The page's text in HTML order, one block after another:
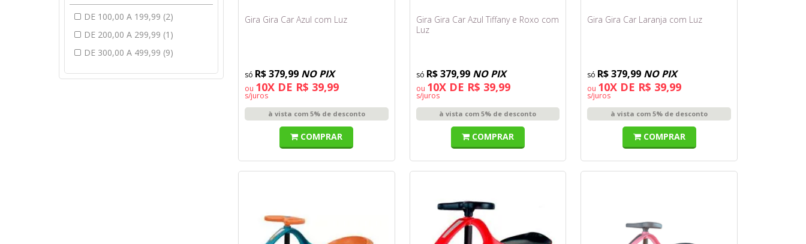
DE 100,00 A 199,99 (2)
DE 200,00 A 299,99 (1)
DE 300,00 A 499,99 (9)
Gira Gira Car Azul com Luz
R$ 379,99 NO PIX
ou 10X DE R$ 39,99
s/juros
à vista com 5% de desconto
COMPRAR
Gira Gira Car Azul Tiffany e Roxo com
Luz
R$ 379,99 NO PIX
ou 10X DE R$ 39,99
s/juros
à vista com 5% de desconto
COMPRAR
Gira Gira Car Laranja com Luz
R$ 379,99 NO PIX
ou 10X DE R$ 39,99
s/juros
à vista com 5% de desconto
COMPRAR